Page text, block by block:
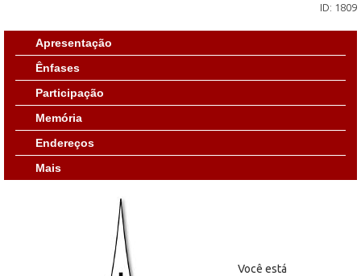
ID: 1809
Apresentação
Ênfases
Participação
Memória
Endereços
Mais
Você está